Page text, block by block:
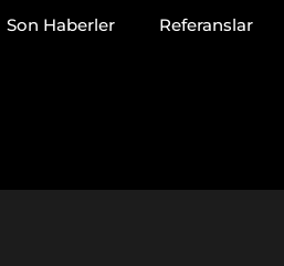
Son Haberler Referanslar